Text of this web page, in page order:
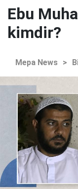
Ebu
kimdir?
Mepa News >